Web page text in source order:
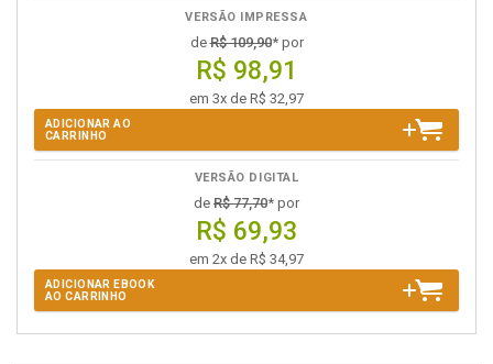
VERSÃO IMPRESSA
deR$ 109,90* por
R$ 98,91
em 3x de R$ 32,97
ADICIONAR AO
CARRINHO
VERSÃO DIGITAL
de R$ 77,70* por
R$ 69,93
em 2x de R$ 34,97
ADICIONAR EBOOK
AO CARRINHO